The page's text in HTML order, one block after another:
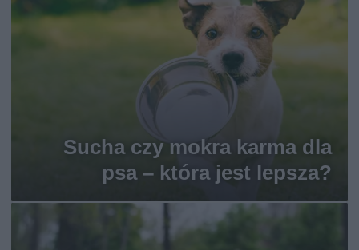
Sucha czy mokra karma dla
psa – która jest lepsza?